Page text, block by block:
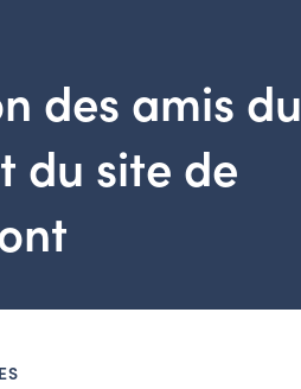
des amis du
du site de